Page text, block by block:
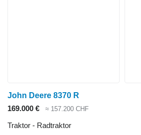
John Deere 8370 R
169.000 €
≈ 157.200 CHF
Traktor - Radtraktor